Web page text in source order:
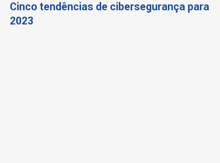
Cinco tendências de cibersegurança para
2023